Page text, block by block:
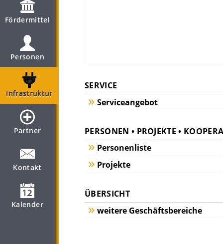
Fördermittel
Personen
Infrastruktur
Partner
Kontakt
Kalender
SERVICE
Serviceangebot
PERSONEN • PROJEKTE •
Personenliste
Projekte
ÜBERSICHT
weitere Geschäftsbereiche